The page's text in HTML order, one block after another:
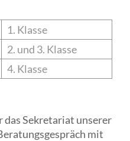
1. Klasse
2. und 3. Klasse
4. Klasse
das Sekretariat unserer
mit